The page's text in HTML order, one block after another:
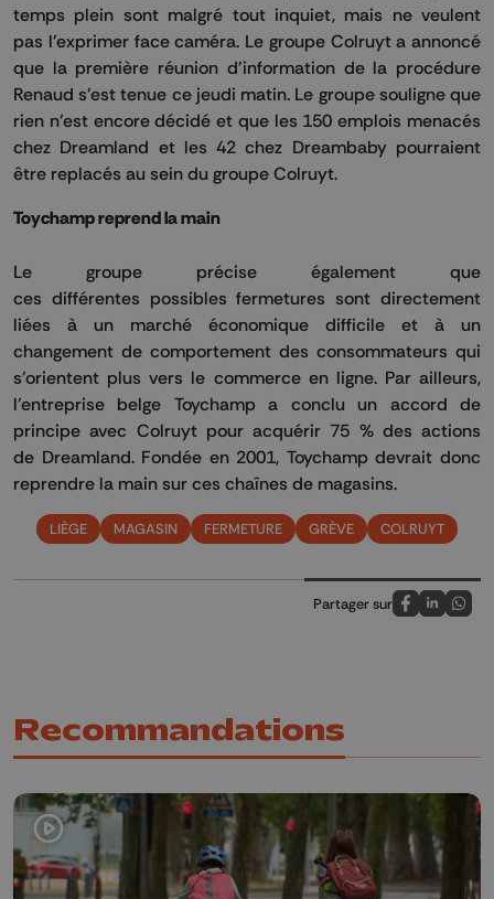
temps plein sont malgré tout inquiet, mais ne veulent
pas l'exprimerface caméra. Le groupe Colruyt a annoncé
que la première réunion d'information de la procédure
Renaud s'est tenue ce jeudi matin. Le groupe souligne que
rien n'est encore décidé et que les 150 emplois menacés
chez Dreamland et les 42 chez Dreambabypourraient
être replacés au sein du groupe Colruyt.
Toychamp reprend la main
Le groupe précise également que
ces différentes possibles fermetures sont directement
liées à un marché économique difficile et à un
changement de comportement des consommateurs qui
s'orientent plus vers le commerce en ligne.Par ailleurs,
l’entreprise belge Toychamp a conclu un accord de
principe avec Colruyt pour acquérir 75 % des actions
de Dreamland.Fondée en 2001, Toychamp devrait donc
reprendre la main sur ces chaînes de magasins.
LIÈGE MAGASIN FERMETURE GRÈVE COLRUYT
Partager sur
Partagez sur
Partagez
Recommandations